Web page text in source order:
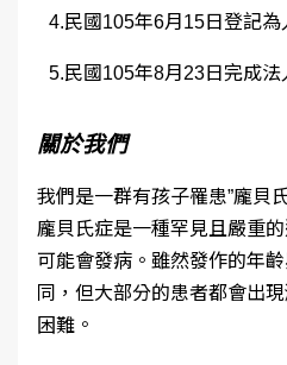
4.民國 105年6月 15日登記為
5.民國 105年8月 23日完成法
關於我們
我們是一群有孩子罹患”龐貝
龐貝氏症是一種罕見且嚴重
可能會發病。雖然發作的年
同，但大部分的患者都會出
困難。